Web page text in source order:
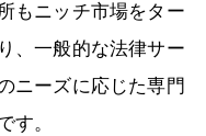
もニッチ市場をター
、一般的な法律サー
ニーズに応じた専門
す。